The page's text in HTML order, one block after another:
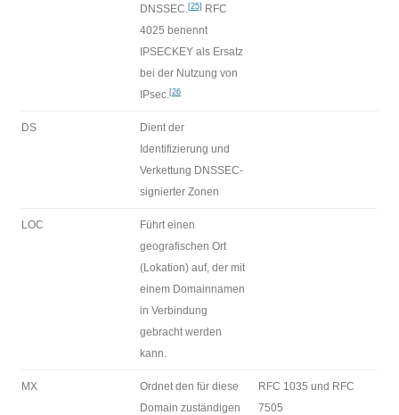
DNSSEC.[25]
RFC
4025 benennt
IPSECKEY als Ersatz
bei der Nutzung von
IPsec.[26
DS
Dient der
Identifizierung und
Verkettung DNSSEC-
signierter Zonen
LOC
Führt einen
geografischen Ort
(Lokation) auf, der mit
einem Domainnamen
in Verbindung
gebracht werden
kann.
MX
Ordnet den für diese
Domain zuständigen
RFC 1035 und RFC
7505